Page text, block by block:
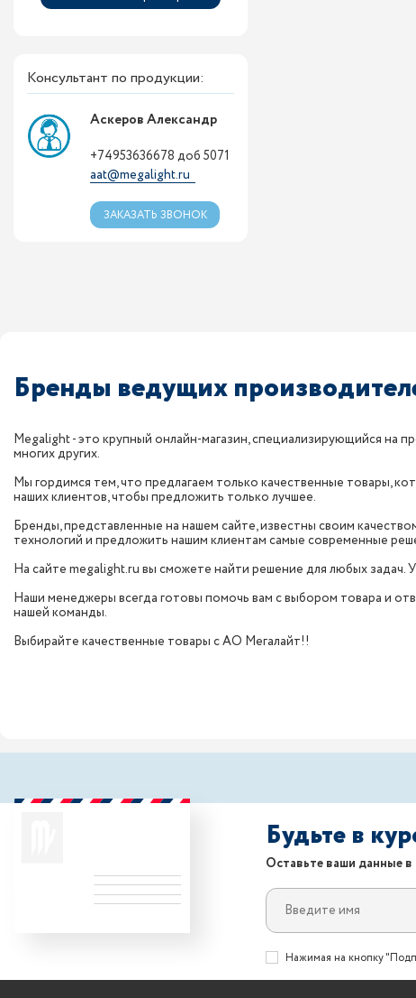
Консультант по продукции:
Аскеров Александр
+74953636678 доб 5071
aat@megalight.ru
ЗАКАЗАТЬ ЗВОНОК
Бренды ведущих
Megalight - это крупный онлайн-магазин, специализирующийся на
многих других.
Мы гордимся тем, что предлагаем только качественные товары,
наших клиентов, чтобы предложить только лучшее.
Бренды, представленные на нашем сайте, известны своим
технологий и предложить нашим клиентам самые современные
На сайте megalight.ru вы сможете найти решение для любых задач.
Наши менеджеры всегда готовы помочь вам с выбором товара и
нашей команды.
Выбирайте качественные товары с АО Мегалайт!!
Будьте в
Оставьте ваши данные
Нажимая на кнопку